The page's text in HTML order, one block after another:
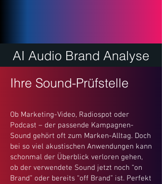
AI Audio Brand Analyse
Ihre Sound-Prüfstelle
Ob Marketing-Video, Radiospot oder
Podcast – der passende Kampagnen-
Sound gehört oft zum Marken-Alltag. Doch
bei so viel akustischen Anwendungen kann
schonmal der Überblick verloren gehen,
ob der verwendete Sound jetzt noch “on
Brand” oder bereits “off Brand” ist. Perfekt